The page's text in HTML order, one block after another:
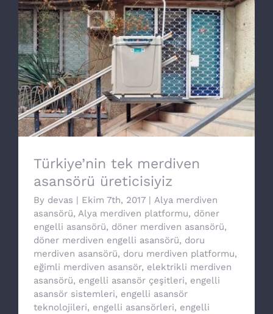
Türkiye’nin tek merdiven asansörü
üreticisiyiz
Türkiye’nin tek merdiven
asansörü üreticisiyiz
By devas | Ekim 7th, 2017 | Alya merdiven
asansörü, Alya merdiven platformu, döner
engelli asansörü, döner merdiven asansörü,
döner merdiven engelli asansörü, doru
merdiven asansörü, doru merdiven platformu,
eğimli merdiven asansör, elektrikli merdiven
asansörü, engelli asansör çeşitleri, engelli
asansör sistemleri, engelli asansör
teknolojileri, engelli asansörleri, engelli